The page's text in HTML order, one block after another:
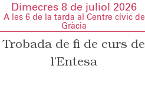
Dimecres 8 de juliol 2026
A les 6 de la tarda al Centre cívic de
Gràcia
Trobada de fi de curs de
l’Entesa